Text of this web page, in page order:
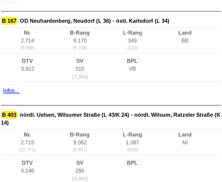
B 167 OD Neuhardenberg, Neudorf (L 36) - östl. Karlsdorf (L 34)
Nr.
2.714
(9.096)
B-Rang
9.170
(6.768)
L-Rang
349
(233)
Land
BB
DTV
3.922
SV
310
(7,9%)
BPL
VB
Infos...
B 403 nördl. Uelsen, Wilsumer Straße (L 43/K 24) - nördl. Wilsum, Ratzeler Straße (K
14)
Nr.
2.715
(12.771)
B-Rang
9.062
(6.661)
L-Rang
1.087
(818)
Land
NI
DTV
4.146
SV
286
(6,9%)
BPL